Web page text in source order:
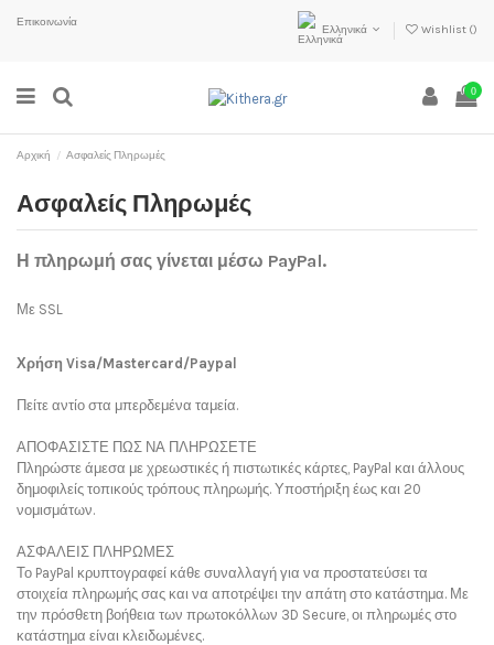
Επικοινωνία
Ελληνικά Wishlist ()
0
Αρχική Ασφαλείς Πληρωμές
Ασφαλείς Πληρωμές
Η πληρωμή σας γίνεται μέσω PayPal.
Με SSL
Χρήση Visa/Mastercard/Paypal
Πείτε αντίο στα μπερδεμένα ταμεία.
ΑΠΟΦΑΣΙΣΤΕ ΠΩΣ ΝΑ ΠΛΗΡΩΣΕΤΕ
Πληρώστε άμεσα με χρεωστικές ή πιστωτικές κάρτες, PayPal και άλλους
δημοφιλείς τοπικούς τρόπους πληρωμής. Υποστήριξη έως και 20
νομισμάτων.
ΑΣΦΑΛΕΙΣ ΠΛΗΡΩΜΕΣ
Το PayPal κρυπτογραφεί κάθε συναλλαγή για να προστατεύσει τα
στοιχεία πληρωμής σας και να αποτρέψει την απάτη στο κατάστημα. Με
την πρόσθετη βοήθεια των πρωτοκόλλων 3D Secure, οι πληρωμές στο
κατάστημα είναι κλειδωμένες.